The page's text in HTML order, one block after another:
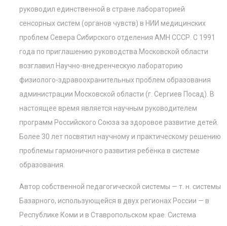
руководил единственной в стране лабораторией
сенсорных систем (органов чувств) в НИИ медицинских
проблем Севера Сибирского отделения АМН СССР. С 1991
года по приглашению руководства Московской области
возглавил Научно-внедренческую лабораторию
физиолого-здравоохранительных проблем образования
администрации Московской области (г. Сергиев Посад). В
настоящее время является научным руководителем
программ Российского Союза за здоровое развитие детей.
Более 30 лет посвятил научному и практическому решению
проблемы гармоничного развития ребёнка в системе
образования.
Автор собственной педагогической системы — т. н. системы
Базарного, использующейся в двух регионах России — в
Республике Коми и в Ставропольском крае. Система